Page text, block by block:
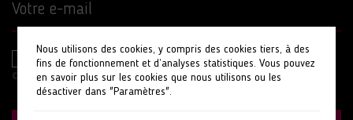
Votre e-mail
En cochant cette case, j’accepte lapolitique de
confidentialitéde ce site.
Nous utilisons des cookies, y compris des cookies tiers, à des
fins de fonctionnement et d’analyses statistiques. Vous pouvez
en savoir plus sur les cookies que nous utilisons ou les
désactiver dans "Paramètres".